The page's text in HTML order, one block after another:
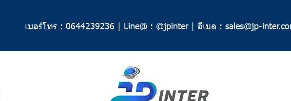
เบอร์โทร : 0644239236 | Line@ : @jpinter| อีเมล : sales@jp-